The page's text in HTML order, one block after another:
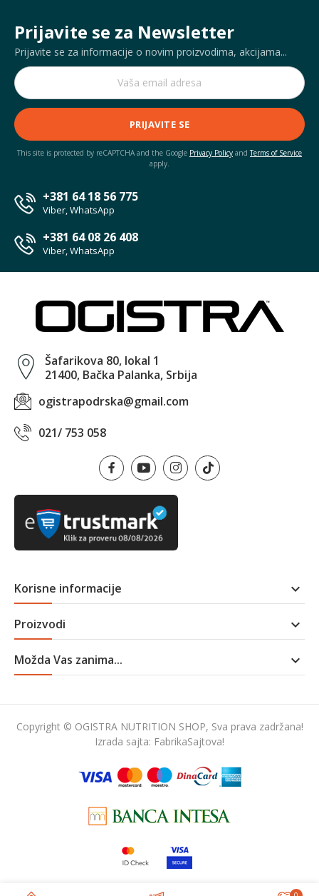
Prijavite se za Newsletter
Prijavite se za informacije o novim proizvodima, akcijama...
PRIJAVITE SE
This site is protected by reCAPTCHA and the Google Privacy Policy andTerms of Service
apply.
+381 64 18 56 775
Viber, WhatsApp
+381 64 08 26 408
Viber, WhatsApp
Šafarikova 80, lokal 1
21400, Bačka Palanka, Srbija
ogistrapodrska@gmail.com
021/ 753 058
Korisne informacije 
Proizvodi 
Možda Vas zanima... 
Copyright © OGISTRA NUTRITION SHOP, Sva prava zadržana!
Izrada sajta: FabrikaSajtova!